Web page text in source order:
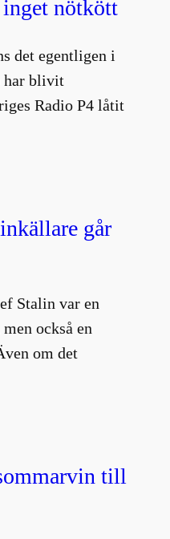
inget nötkött
det egentligen i
har blivit
Radio P4 låtit
går
Stalin var en
också en
om det
till